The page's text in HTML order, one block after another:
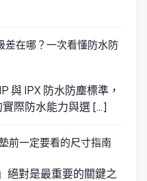
差在哪？一次看懂防水防
與 IPX 防水防塵標準，
際防水能力與選 […]
前一定要看的尺寸指南
絕對是最重要的關鍵之